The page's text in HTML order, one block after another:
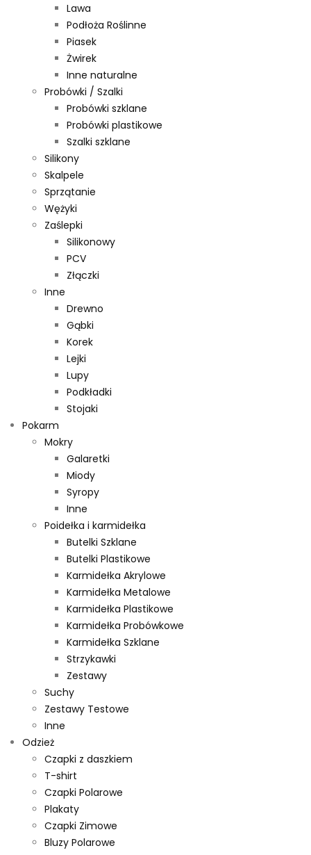
Lawa
Podłoża Roślinne
Piasek
Żwirek
Inne naturalne
Probówki / Szalki
Probówki szklane
Probówki plastikowe
Szalki szklane
Silikony
Skalpele
Sprzątanie
Wężyki
Zaślepki
Silikonowy
PCV
Złączki
Inne
Drewno
Gąbki
Korek
Lejki
Lupy
Podkładki
Stojaki
Pokarm
Mokry
Galaretki
Miody
Syropy
Inne
Poidełka i karmidełka
Butelki Szklane
Butelki Plastikowe
Karmidełka Akrylowe
Karmidełka Metalowe
Karmidełka Plastikowe
Karmidełka Probówkowe
Karmidełka Szklane
Strzykawki
Zestawy
Suchy
Zestawy Testowe
Inne
Odzież
Czapki z daszkiem
T-shirt
Czapki Polarowe
Plakaty
Czapki Zimowe
Bluzy Polarowe